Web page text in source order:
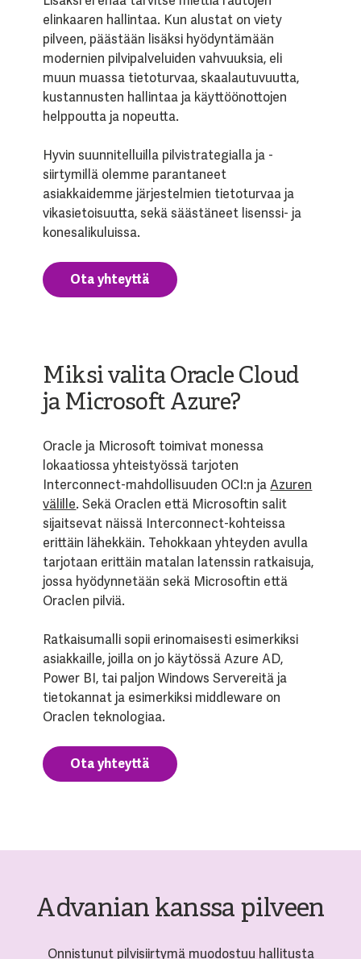
elinkaaren hallintaa. Kun alustat on viety
pilveen, päästään lisäksi hyödyntämään
modernien pilvipalveluiden vahvuuksia, eli
muun muassa tietoturvaa, skaalautuvuutta,
kustannusten hallintaa ja käyttöönottojen
helppoutta ja nopeutta.
Hyvin suunnitelluilla pilvistrategialla ja -
siirtymillä olemme parantaneet
asiakkaidemme järjestelmien tietoturvaa ja
vikasietoisuutta, sekä säästäneet lisenssi- ja
konesalikuluissa.
Ota yhteyttä
Miksi valita Oracle Cloud
ja Microsoft Azure?
Oracle ja Microsoft toimivat monessa
lokaatiossa yhteistyössä tarjoten
Interconnect-mahdollisuuden OCI:n jaAzuren
välille. Sekä Oraclen että Microsoftin salit
sijaitsevat näissä Interconnect-kohteissa
erittäin lähekkäin. Tehokkaan yhteyden avulla
tarjotaan erittäin matalan latenssin ratkaisuja,
jossa hyödynnetään sekä Microsoftin että
Oraclen pilviä.
Ratkaisumalli sopii erinomaisesti esimerkiksi
asiakkaille, joilla on jo käytössä Azure AD,
Power BI, tai paljon Windows Servereitä ja
tietokannat ja esimerkiksi middleware on
Oraclen teknologiaa.
Ota yhteyttä
Advanian kanssa pilveen
Onnistunut pilvisiirtymä muodostuu hallitusta